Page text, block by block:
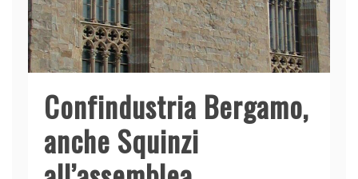
Confindustria Bergamo,
anche Squinzi